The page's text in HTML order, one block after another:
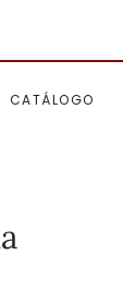
CATÁLOGO